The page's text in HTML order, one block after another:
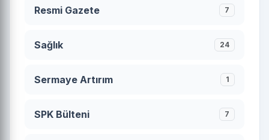
Resmi Gazete 7
Sağlık 24
Sermaye Artırım 1
SPK Bülteni 7